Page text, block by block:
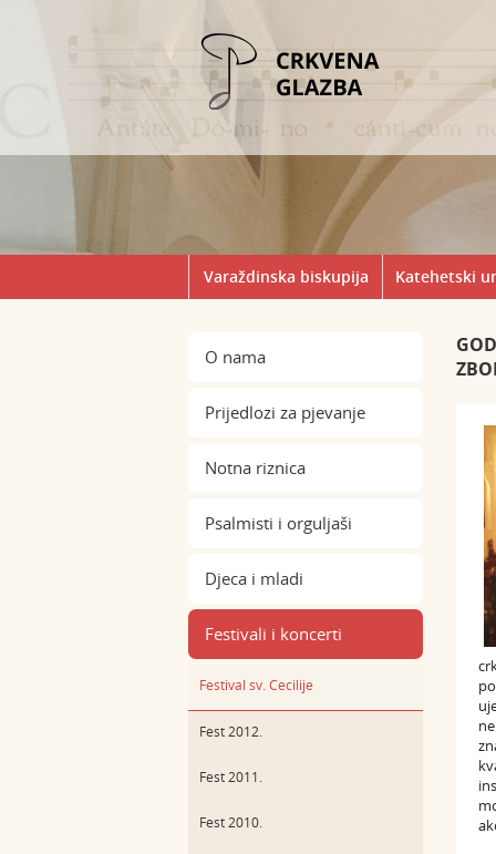
Varaždinska biskupija Katehetski
O nama
Prijedlozi za pjevanje
Notna riznica
Psalmisti i orguljaši
Djeca i mladi
Festivali i koncerti
Festival sv. Cecilije
Fest 2012.
Fest 2011.
Fest 2010.